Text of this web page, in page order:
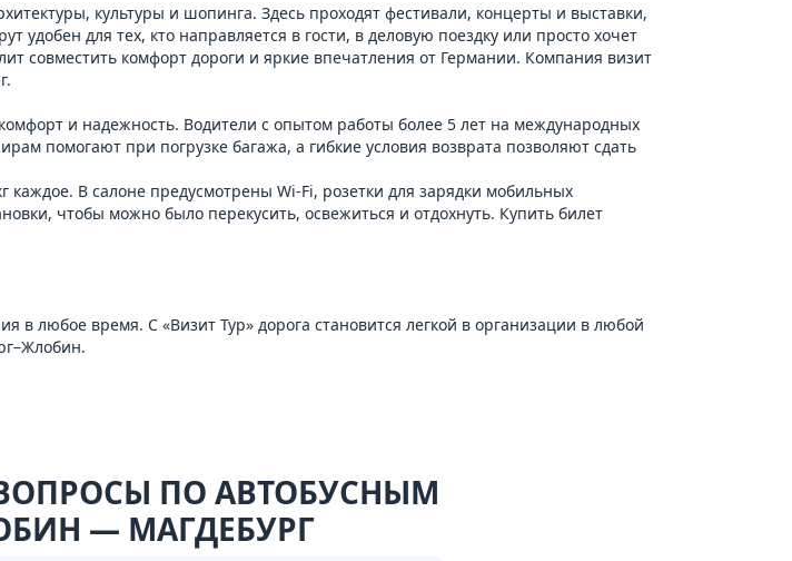
культуры и шопинга. Здесь проходят фестивали, концерты и выставки,
для тех, кто направляется в гости, в деловую поездку или просто хочет
совместить комфорт дороги и яркие впечатления от Германии. Компания визит
и надежность. Водители с опытом работы более 5 лет на международных
помогают при погрузке багажа, а гибкие условия возврата позволяют сдать
В салоне предусмотрены Wi-Fi, розетки для зарядки мобильных
чтобы можно было перекусить, освежиться и отдохнуть. Купить билет
в любое время. С «Визит Тур» дорога становится легкой в организации в любой
.
ПО АВТОБУСНЫМ
— МАГДЕБУРГ